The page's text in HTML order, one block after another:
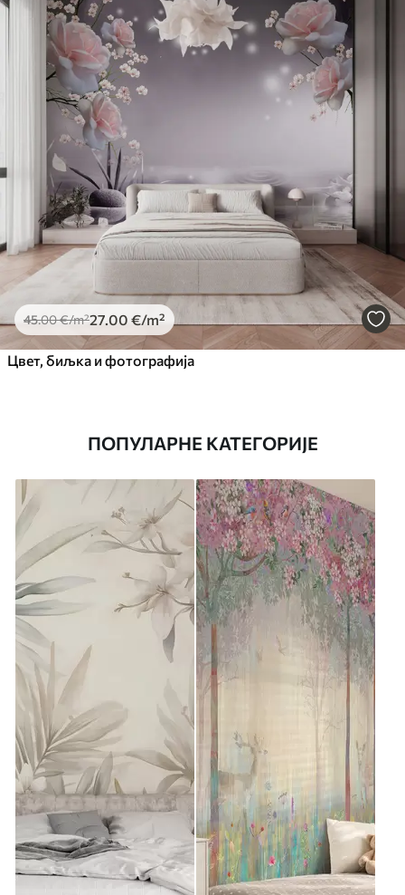
45.00€/m²27 .00 €/m²
Цвет, биљка и фотографија
ПОПУЛАРНЕ КАТЕГОРИЈЕ